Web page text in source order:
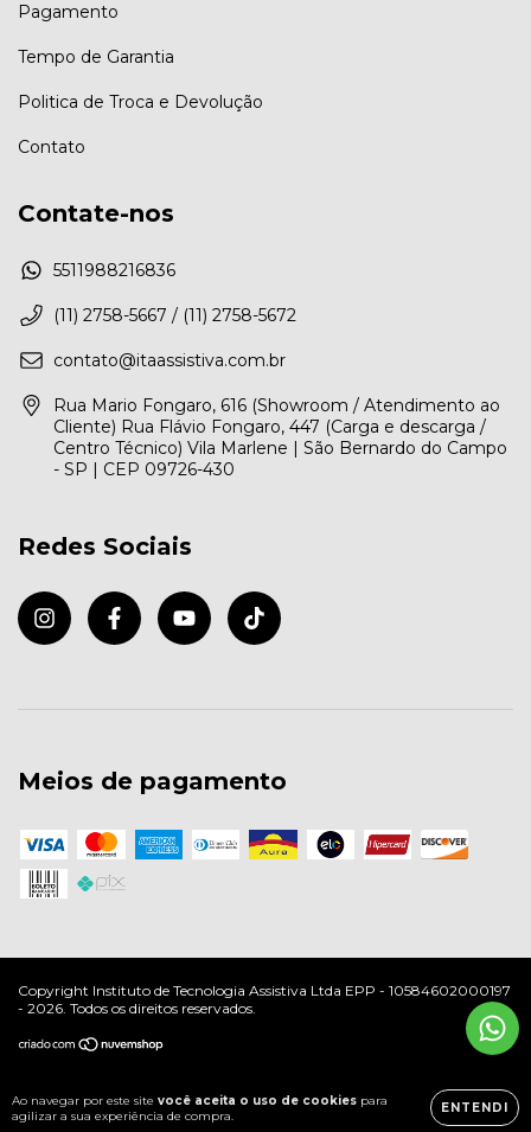
Ao navegar por este site você aceita o uso de cookies para
agilizar a sua experiência de compra.
ENTENDI
Pagamento
Tempo de Garantia
Politica de Troca e Devolução
Contato
Contate-nos
5511988216836
(11) 2758-5667 / (11) 2758-5672
contato@itaassistiva.com.br
Rua Mario Fongaro, 616 (Showroom / Atendimento ao
Cliente) Rua Flávio Fongaro, 447 (Carga e descarga /
Centro Técnico) Vila Marlene | São Bernardo do Campo
- SP | CEP 09726-430
Redes Sociais
Meios de pagamento
Copyright Instituto de Tecnologia Assistiva Ltda EPP - 10584602000197
- 2026. Todos os direitos reservados.